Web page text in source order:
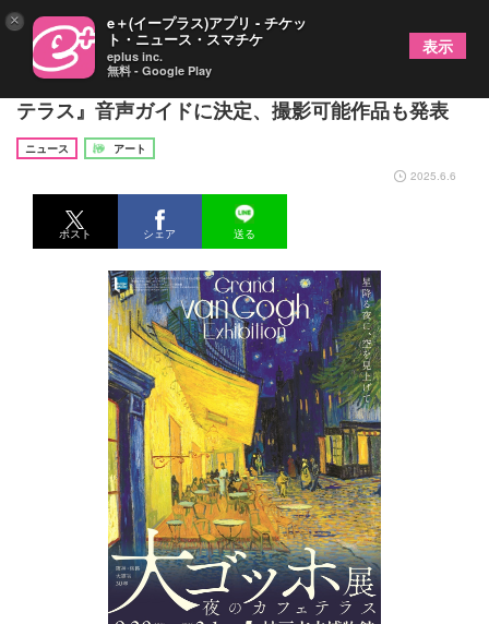
綾瀬はるか、神戸で開催『大ゴッホ展 夜のカフェ
テラス』音声ガイドに決定、撮影可能作品も発表
ニュース
アート
2025.6.6
ポスト シェア 送る
× e＋(イープラス)アプリ - チケッ
ト・ニュース・スマチケ
eplus inc.
無料 - Google Play
表示